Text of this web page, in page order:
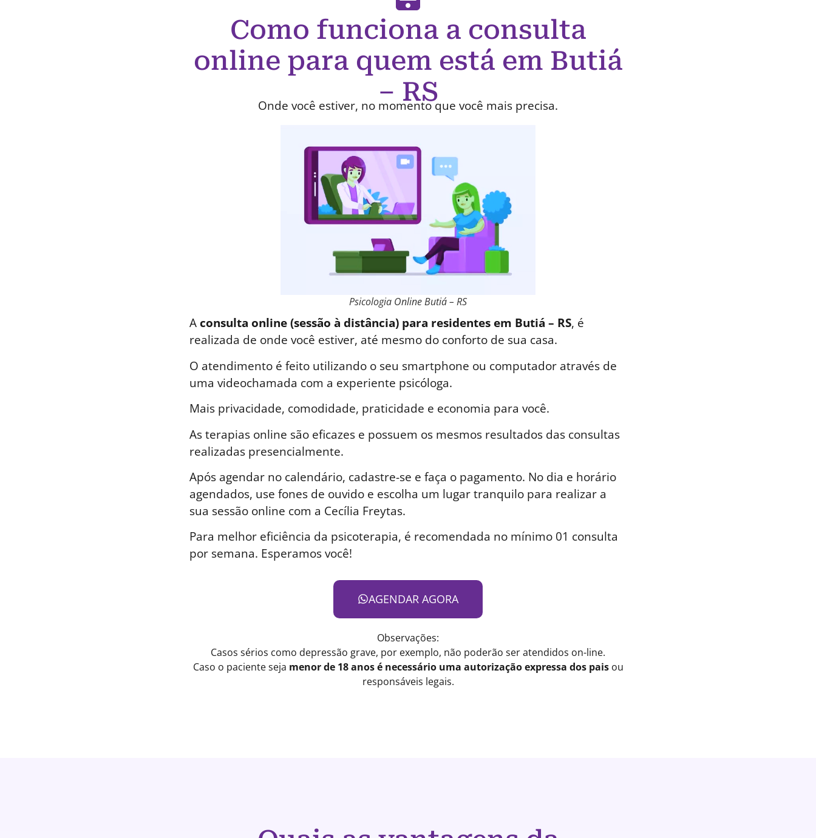
Como funciona a consulta
online para quem está em Butiá
– RS
Onde você estiver, no momento que você mais precisa.
Psicologia Online Butiá – RS
Aconsulta online (sessão à distância) para residentes em Butiá – RS, é
realizada de onde você estiver, até mesmo do conforto de sua casa.
O atendimento é feito utilizando o seu smartphone ou computador através de
uma videochamada com a experiente psicóloga.
Mais privacidade, comodidade, praticidade e economia para você.
As terapias online são eficazes e possuem os mesmos resultados das consultas
realizadas presencialmente.
Após agendar no calendário, cadastre-se e faça o pagamento. No dia e horário
agendados, use fones de ouvido e escolha um lugar tranquilo para realizar a
sua sessão online com a Cecília Freytas.
Para melhor eficiência da psicoterapia, é recomendada no mínimo 01 consulta
por semana. Esperamos você!
AGENDAR AGORA
Observações:
Casos sérios como depressão grave, por exemplo, não poderão ser atendidos on-line.
Caso o paciente seja menor de 18 anos é necessário uma autorização expressa dos paisou
responsáveis legais.